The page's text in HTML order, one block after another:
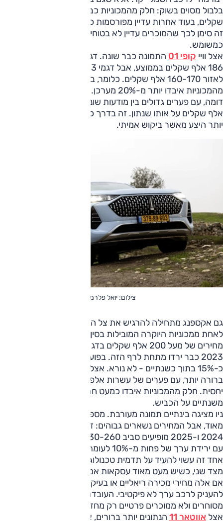
זה סימן לכך שהמוכרים עדיין לא בטוחים כמה הרכב באמת שווה
כמשומש.
אצל וויי קופי 01
לאזור 160-170 אלף שקלים. כלומר, בתוך כשנתיים חלק
מהמכוניות איבדו יותר מ-20% מערכן. גם
אלף שקלים על אותו שנתון. זה בדרך כלל קורה כשיש הרבה
יותר היצע מאשר ביקוש אמיתי.
צילום: יואל פלרמן
גם אקספנג מתחילה להרגיש את צל המשומשות.
לאחת ממכוניות היוקרה המובילות בסין, עדיין מצליחה להחזיק
2023 כבר ירדו מתחת לרף הזה. בפועל מדובר בירידת ערך של
כ-15% בתוך כשנתיים - לא נורא. אצל
ברורה יותר, עם פערים של עשרות אלפי שקלים בין מודעות דומות
יחסית. חלק מהמכוניות איבדו כמעט חמישית מערכן בתוך פחות
משנתיים על הכביש.
ניו מציגה בינתיים תמונה מעורבת. מספר המודעות עדיין נמוך
מאוד, אבל המחירים נשארים גבוהים: דגמי
עם ירידת ערך של פחות מ-10% לעומת המחיר החדש. מצד
אחד זה עשוי להעיד על תדמית טכנולוגית חזקה וביקוש מוגבל.
מצד שני, כשיש מעט מאוד עסקאות אמיתיות בשוק, קשה לדעת
אם אלה מחירי מכירה ריאליים או בעיקר ניסיון של המוכרים
להעניק לרכב ערך לא פיקטיבי. העובדה שרוב המודעות מגיעות
מסוחרים ולא ממוכרים פרטיים רק מחזקת את התחושה הזו.
אצל אווטאר 11
הנתונים יותר ברורים, אף שמדובר ברכב די